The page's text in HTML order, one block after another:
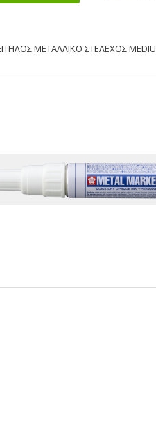
ΜΕΤΑΛΛΙΚΟ ΣΤΕΛΕΧΟΣ